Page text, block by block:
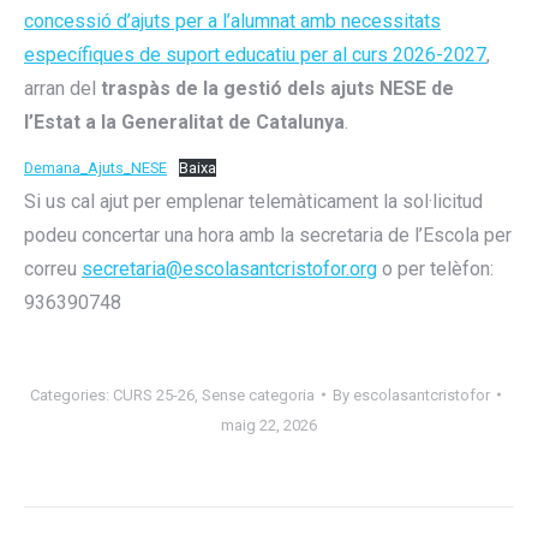
concessió d’ajuts per a l’alumnat amb necessitats
específiques de suport educatiu per al curs 2026-2027,
arran del traspàs de la gestió dels ajuts NESE de
l’Estat a la Generalitat de Catalunya.
Demana_Ajuts_NESE Baixa
Si us cal ajut per emplenar telemàticament la sol·licitud
podeu concertar una hora amb la secretaria de l’Escola per
correu secretaria@escolasantcristofor.org o per telèfon:
936390748
Categories: CURS 25-26 Sense categoria By escolasantcristofor
maig 22, 2026